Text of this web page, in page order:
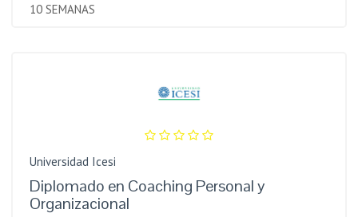
10 SEMANAS
Universidad Icesi
Diplomado en Coaching Personal y
Organizacional